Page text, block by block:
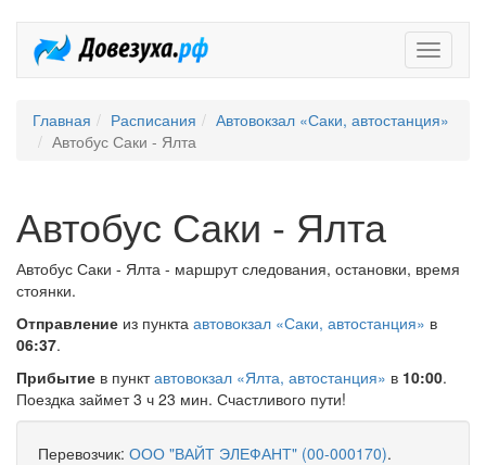
Главная Расписания
Автовокзал «Саки, автостанция»
Автобус Саки - Ялта
Автобус Саки - Ялта
Автобус Саки - Ялта - маршрут следования, остановки, время
стоянки.
Отправление из пункта автовокзал «Саки, автостанция» в
06:37.
Прибытие в пунктавтовокзал «Ялта, автостанция» в 10:00.
Поездка займет 3 ч 23 мин. Счастливого пути!
Перевозчик: ООО "ВАЙТ ЭЛЕФАНТ" (00-000170).